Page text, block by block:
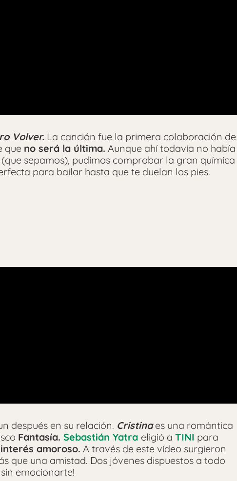
Volver. La canción fue la primera colaboración de
que no será la última. Aunque ahí todavía no había
sepamos), pudimos comprobar la gran química
para bailar hasta que te duelan los pies.
después en su relación. Cristina es una romántica
Fantasía. Sebastián Yatra eligió a TINI para
interés amoroso. A través de este vídeo surgieron
que una amistad. Dos jóvenes dispuestos a todo
emocionarte!